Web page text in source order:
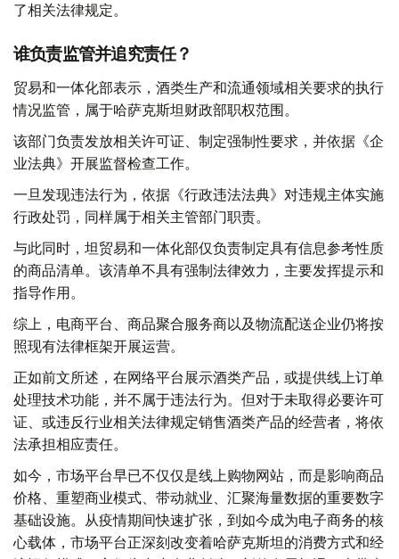
了相关法律规定。
谁负责监管并追究责任？
贸易和一体化部表示，酒类生产和流通领域相关要求的执行
情况监管，属于哈萨克斯坦财政部职权范围。
该部门负责发放相关许可证、制定强制性要求，并依据《企
业法典》开展监督检查工作。
一旦发现违法行为，依据《行政违法法典》对违规主体实施
行政处罚，同样属于相关主管部门职责。
与此同时，坦贸易和一体化部仅负责制定具有信息参考性质
的商品清单。该清单不具有强制法律效力，主要发挥提示和
指导作用。
综上，电商平台、商品聚合服务商以及物流配送企业仍将按
照现有法律框架开展运营。
正如前文所述，在网络平台展示酒类产品，或提供线上订单
处理技术功能，并不属于违法行为。但对于未取得必要许可
证、或违反行业相关法律规定销售酒类产品的经营者，将依
法承担相应责任。
如今，市场平台早已不仅仅是线上购物网站，而是影响商品
价格、重塑商业模式、带动就业、汇聚海量数据的重要数字
基础设施。从疫情期间快速扩张，到如今成为电子商务的核
心载体，市场平台正深刻改变着哈萨克斯坦的消费方式和经